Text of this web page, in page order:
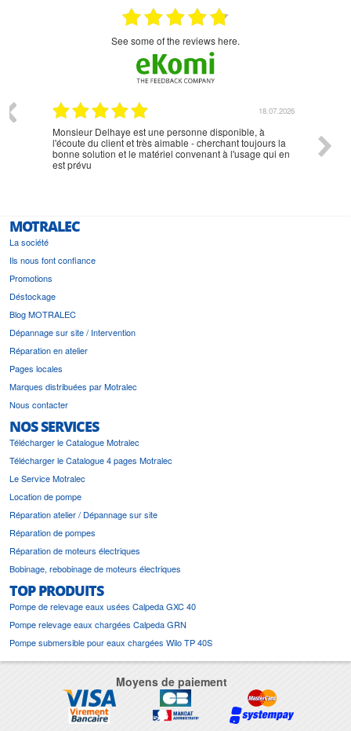
see some of the reviews here.
18.07.2026
Monsieur Delhaye est une personne disponible, à
l'écoute du client et très aimable - cherchant toujours la
bonne solution et le matériel convenant à l'usage qui en
est prévu
MOTRALEC
La société
Ils nous font confiance
Promotions
Déstockage
Blog MOTRALEC
Dépannage sur site / Intervention
Réparation en atelier
Pages locales
Marques distribuées par Motralec
Nous contacter
NOS SERVICES
Télécharger le Catalogue Motralec
Télécharger le Catalogue 4 pages Motralec
Le Service Motralec
Location de pompe
Réparation atelier / Dépannage sur site
Réparation de pompes
Réparation de moteurs électriques
Bobinage, rebobinage de moteurs électriques
TOP PRODUITS
Pompe de relevage eaux usées Calpeda GXC 40
Pompe relevage eaux chargées Calpeda GRN
Pompe submersible pour eaux chargées Wilo TP 40S
Moyens de paiement